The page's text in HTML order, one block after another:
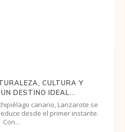
CULTURA Y
DESTINO IDEAL...
canario, Lanzarote se
desde el primer instante.
Con...